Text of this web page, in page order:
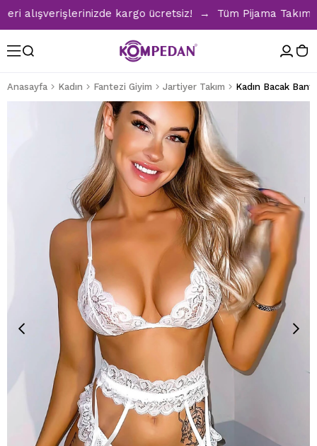
alışverişlerinizde kargo ücretsiz! → Tüm Pijama
Anasayfa Kadın Fantezi Giyim Jartiyer Takım